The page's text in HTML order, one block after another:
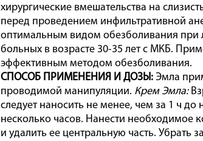
хирургические вмешательства на
перед проведением инфильтративной
оптимальным видом обезболивания при
больных в возрасте 30-35 лет с МКБ.
эффективным методом обезболивания.
СПОСОБ ПРИМЕНЕНИЯ И ДОЗЫ: Эмла
проводимой манипуляции. Крем Эмла:
следует наносить не менее, чем за 1 ч
несколько часов. Нанести необходимое
и удалить ее центральную часть. Убрать